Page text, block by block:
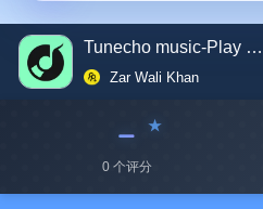
Tunecho music-Play offline
Zar Wali Khan
﹣
0 个评分